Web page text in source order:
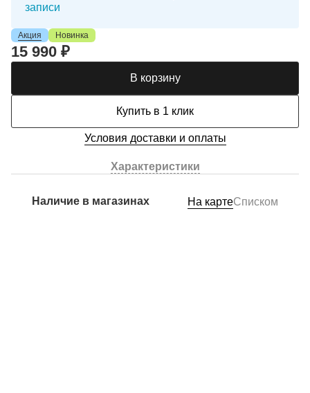
записи
Акция Новинка
15 990 ₽
В корзину
Купить в 1 клик
Условия доставки и оплаты
Характеристики
Наличие в магазинах На картеСписком